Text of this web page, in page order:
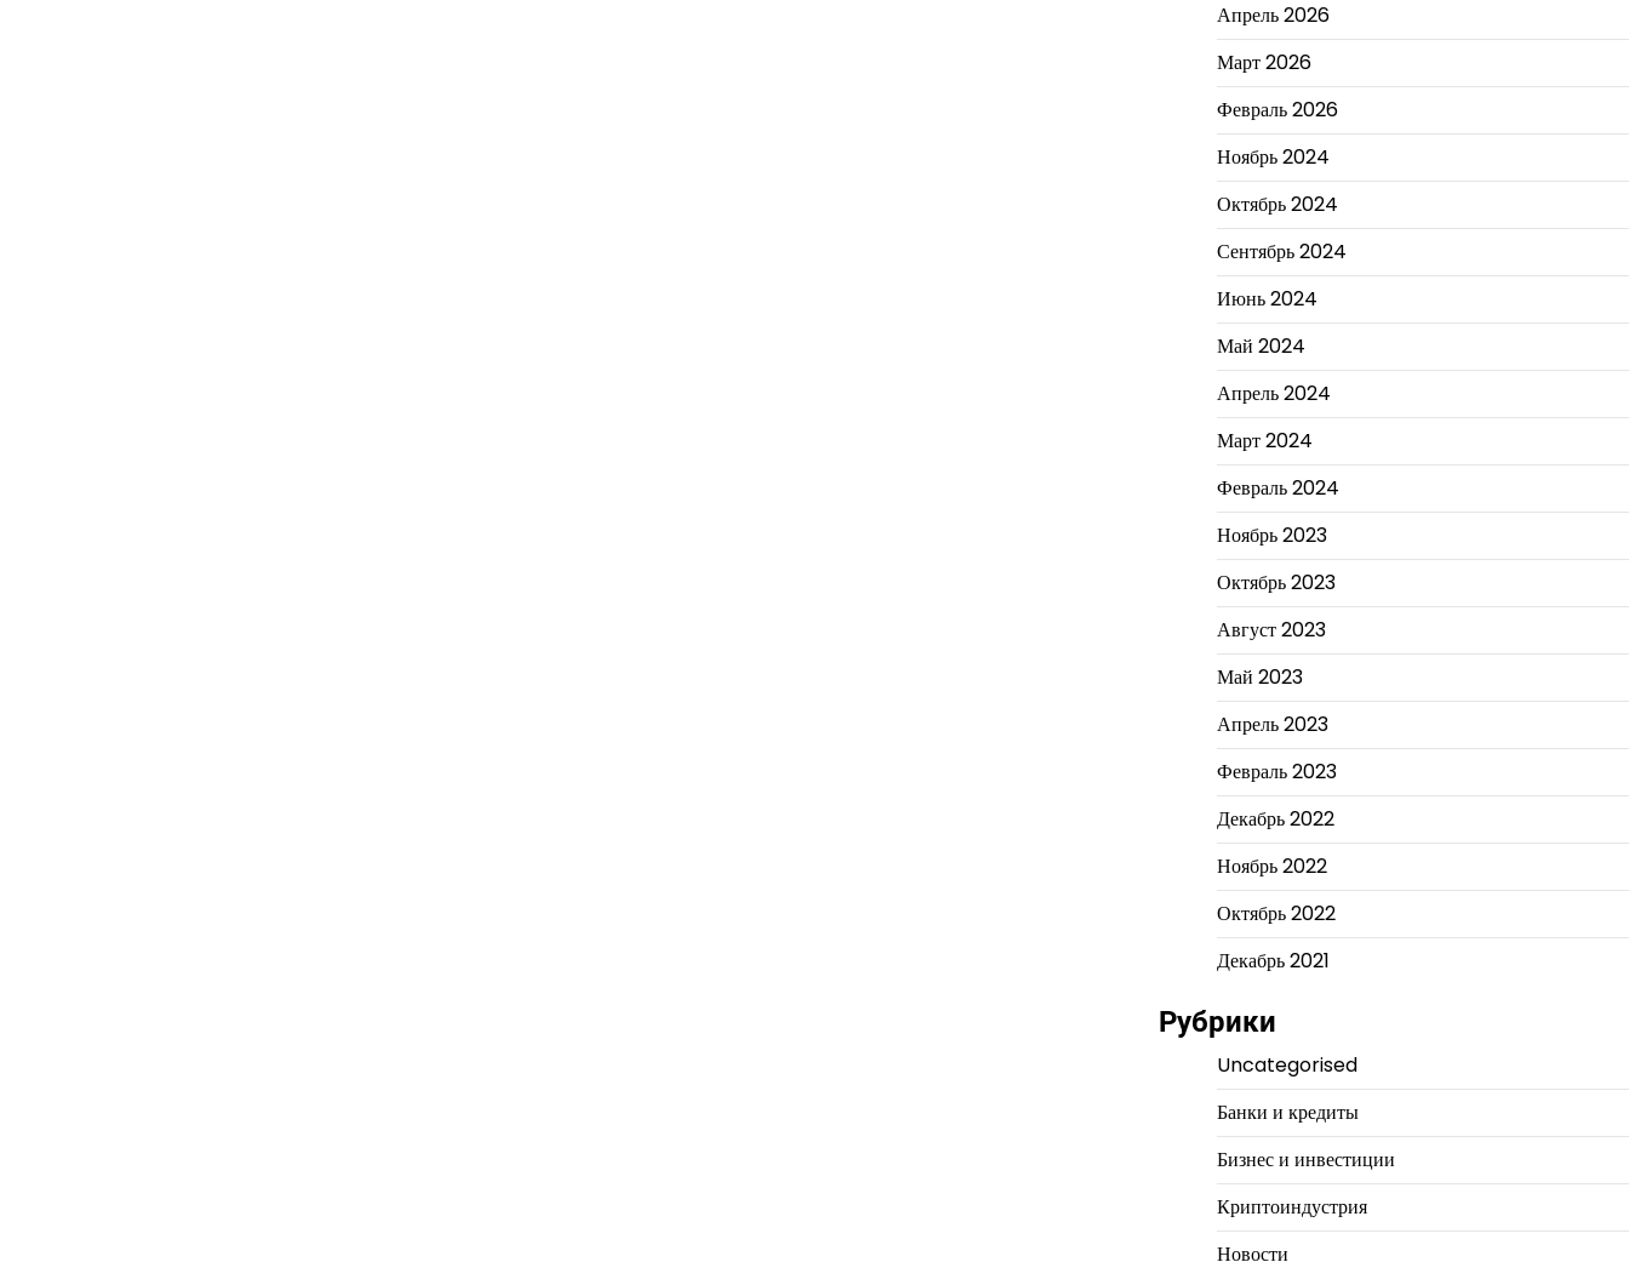
Апрель 2026
Март 2026
Февраль 2026
Ноябрь 2024
Октябрь 2024
Сентябрь 2024
Июнь 2024
Май 2024
Апрель 2024
Март 2024
Февраль 2024
Ноябрь 2023
Октябрь 2023
Август 2023
Май 2023
Апрель 2023
Февраль 2023
Декабрь 2022
Ноябрь 2022
Октябрь 2022
Декабрь 2021
Рубрики
Uncategorised
Банки и кредиты
Бизнес и инвестиции
Криптоиндустрия
Новости